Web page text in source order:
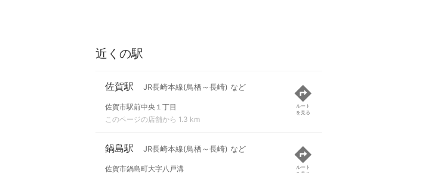
近くの駅
佐賀駅 JR長崎本線(鳥栖～長崎) など
佐賀市駅前中央１丁目
このページの店舗から 1.3 km
ルート
を見る
鍋島駅 JR長崎本線(鳥栖～長崎) など
佐賀市鍋島町大字八戸溝
ルート